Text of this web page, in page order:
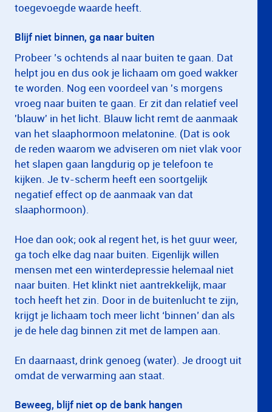
toegevoegde waarde heeft.
Blijf niet binnen, ga naar buiten
Probeer ’s ochtends al naar buiten te gaan. Dat
helpt jou en dus ook je lichaam om goed wakker
te worden. Nog een voordeel van 's morgens
vroeg naar buiten te gaan. Er zit dan relatief veel
'blauw' in het licht. Blauw licht remt de aanmaak
van het slaaphormoon melatonine. (Dat is ook
de reden waarom we adviseren om niet vlak voor
het slapen gaan langdurig op je telefoon te
kijken. Je tv-scherm heeft een soortgelijk
negatief effect op de aanmaak van dat
slaaphormoon).
Hoe dan ook; ook al regent het, is het guur weer,
ga toch elke dag naar buiten. Eigenlijk willen
mensen met een winterdepressie helemaal niet
naar buiten. Het klinkt niet aantrekkelijk, maar
toch heeft het zin. Door in de buitenlucht te zijn,
krijgt je lichaam toch meer licht ‘binnen’ dan als
je de hele dag binnen zit met de lampen aan.
En daarnaast, drink genoeg (water). Je droogt uit
omdat de verwarming aan staat.
Beweeg, blijf niet op de bank hangen